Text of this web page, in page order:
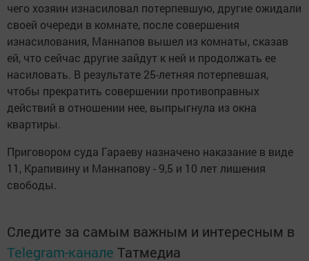
чего хозяин изнасиловал потерпевшую, другие ожидали
своей очереди в комнате, после совершения
изнасилования, Маннапов вышел из комнаты, сказав
ей, что сейчас другие зайдут к ней и продолжать ее
насиловать. В результате 25-летняя потерпевшая,
чтобы прекратить совершении противоправных
действий в отношении нее, выпрыгнула из окна
квартиры.
Приговором суда Гараеву назначено наказание в виде
11, Крапивину и Маннапову - 9,5 и 10 лет лишения
свободы.
Следите за самым важным и интересным в
Telegram-канале Татмедиа